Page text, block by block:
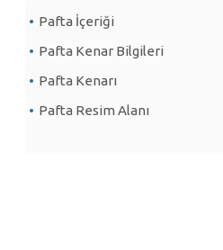
Pafta İçeriği
Pafta Kenar Bilgileri
Pafta Kenarı
Pafta Resim Alanı